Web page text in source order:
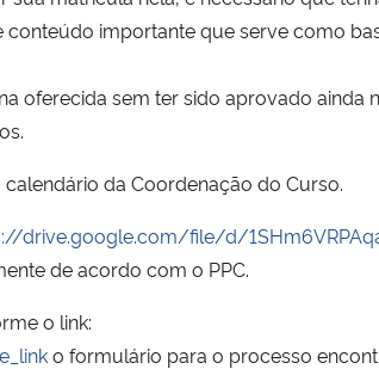
conteúdo importante que serve como
oferecida sem ter sido aprovado ainda
da Coordenação do Curso.
drive.google.com/file/d/
de acordo com o PPC.
o link:
o formulário para o processo